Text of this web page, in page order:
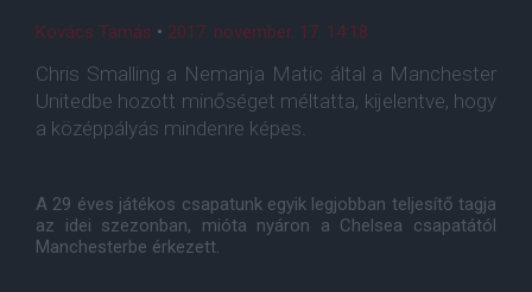
Kovács Tamás • 2017. november. 17. 14:18
Chris Smalling a Nemanja Matic által a Manchester
Unitedbe hozott minőséget méltatta, kijelentve, hogy
a középpályás mindenre képes.
A 29 éves játékos csapatunk egyik legjobban teljesítő tagja
az idei szezonban, mióta nyáron a Chelsea csapatától
Manchesterbe érkezett.